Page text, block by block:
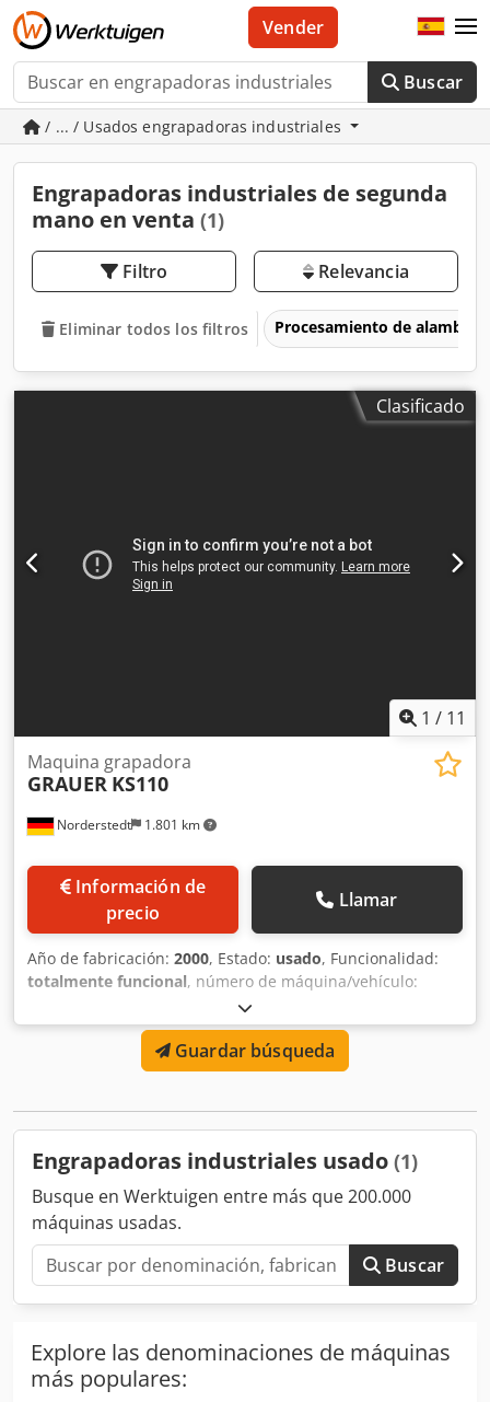
Buscar
Vender
/ ... / Usados engrapadoras industriales
Engrapadoras industriales de segunda
mano en venta (1)
Filtro Relevancia
Eliminar todos los filtros Procesamiento de alambre
Clasificado
1 / 11
Norderstedt 1.801 km
Maquina grapadora
GRAUER KS110
Información de
precio
Llamar
Año de fabricación: 2000, Estado: usado, Funcionalidad:
totalmente funcional, número de máquina/vehículo:
, Oferta No.: D02I/8325 Tipo de maquina:
maquina grapadora Marca: GRAUER Tipo: KS110 Ano: 2000
Dedpswi Tcksfx Ab Asck gama de diá.: 0,4-2,4 mm largo de
alimentation: 12-110 mm largo de brazo: max 75 mm
Alemania
Guardar búsqueda
Engrapadoras industriales usado (1)
Busque en Werktuigen entre más que 200.000
máquinas usadas.
Buscar
Explore las denominaciones de máquinas
más populares: